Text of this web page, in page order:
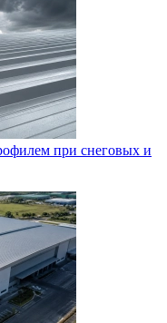
при снеговых и